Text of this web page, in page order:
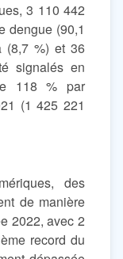
3 110 442
dengue (90,1
(8,7 %) et 36
signalés en
118 % par
(1 425 221
des
de manière
2022, avec 2
record du